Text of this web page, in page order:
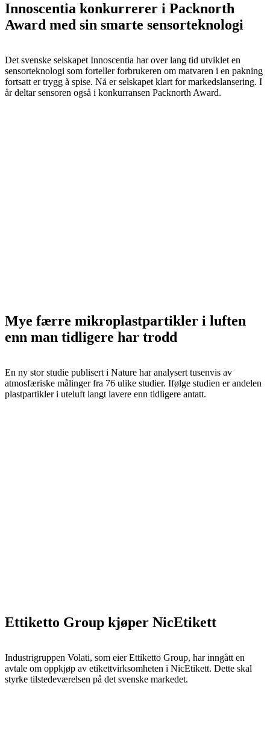
Innoscentia konkurrerer i Packnorth
Award med sin smarte sensorteknologi
Det svenske selskapet Innoscentia har over lang tid utviklet en
sensorteknologi som forteller forbrukeren om matvaren i en pakning
fortsatt er trygg å spise. Nå er selskapet klart for markedslansering. I
år deltar sensoren også i konkurransen Packnorth Award.
Mye færre mikroplastpartikler i luften
enn man tidligere har trodd
En ny stor studie publisert i Nature har analysert tusenvis av
atmosfæriske målinger fra 76 ulike studier. Ifølge studien er andelen
plastpartikler i uteluft langt lavere enn tidligere antatt.
Ettiketto Group kjøper NicEtikett
Industrigruppen Volati, som eier Ettiketto Group, har inngått en
avtale om oppkjøp av etikettvirksomheten i NicEtikett. Dette skal
styrke tilstedeværelsen på det svenske markedet.